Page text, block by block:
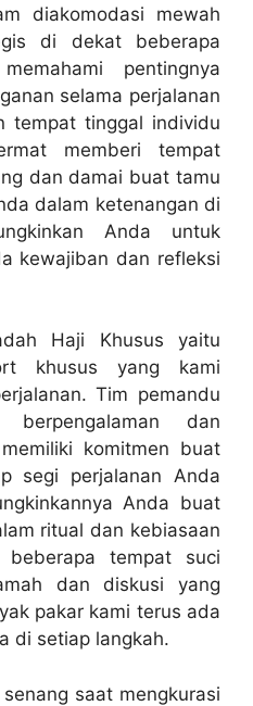
diakomodasi mewah
di dekat beberapa
pentingnya
selama perjalanan
tempat tinggal individu
memberi tempat
dan damai buat tamu
dalam ketenangan di
Anda untuk
kewajiban dan refleksi
Haji Khusus yaitu
khusus yang kami
Tim pemandu
dan
komitmen buat
segi perjalanan Anda
Anda buat
ritual dan kebiasaan
beberapa tempat suci
dan diskusi yang
pakar kami terus ada
di setiap langkah.
saat mengkurasi